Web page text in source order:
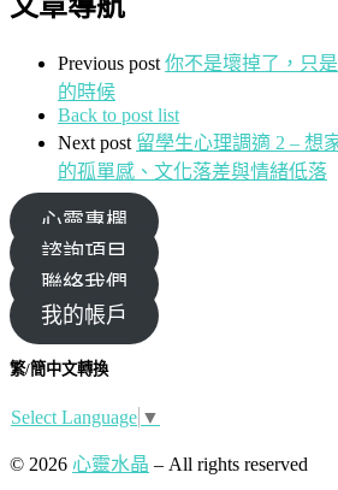
Previous post 你不是壞掉了，只
的時候
Back to post list
Next post 留學生心理調適 2 – 想
的孤單感、文化落差與情緒低落
心靈專欄
諮詢項目
聯絡我們
我的帳戶
繁/簡中文轉換
Select Language ▼
© 2026 心靈水晶 – All rights reserved